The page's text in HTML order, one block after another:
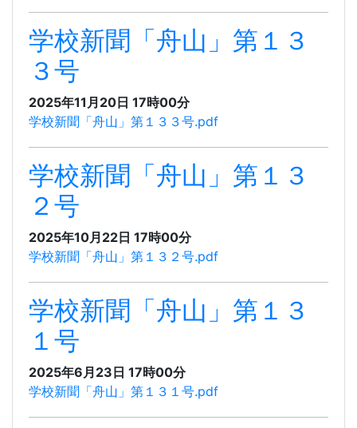
学校新聞「舟山」第１３
３号
2025年11月20日 17時00分
学校新聞「舟山」第１３３号.pdf
学校新聞「舟山」第１３
２号
2025年10月22日 17時00分
学校新聞「舟山」第１３２号.pdf
学校新聞「舟山」第１３
１号
2025年6月23日 17時00分
学校新聞「舟山」第１３１号.pdf